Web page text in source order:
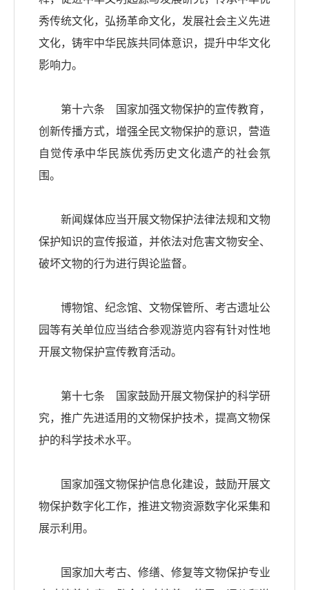
秀传统文化，弘扬革命文化，发展社会主义先进
文化，铸牢中华民族共同体意识，提升中华文化
影响力。
第十六条 国家加强文物保护的宣传教育，
创新传播方式，增强全民文物保护的意识，营造
自觉传承中华民族优秀历史文化遗产的社会氛
围。
新闻媒体应当开展文物保护法律法规和文物
保护知识的宣传报道，并依法对危害文物安全、
破坏文物的行为进行舆论监督。
博物馆、纪念馆、文物保管所、考古遗址公
园等有关单位应当结合参观游览内容有针对性地
开展文物保护宣传教育活动。
第十七条 国家鼓励开展文物保护的科学研
究，推广先进适用的文物保护技术，提高文物保
护的科学技术水平。
国家加强文物保护信息化建设，鼓励开展文
物保护数字化工作，推进文物资源数字化采集和
展示利用。
国家加大考古、修缮、修复等文物保护专业